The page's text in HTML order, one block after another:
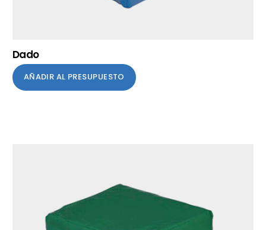
Dado
AÑADIR AL PRESUPUESTO